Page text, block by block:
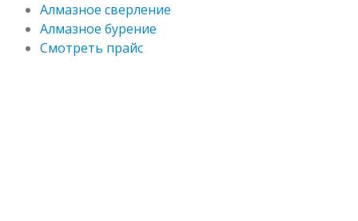
Алмазное сверление
Алмазное бурение
Смотреть прайс